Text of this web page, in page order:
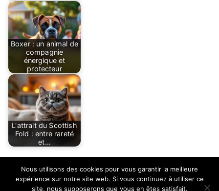
Boxer : un animal de
compagnie
énergique et
protecteur
L'attrait du Scottish
Fold : entre rareté
et…
Nous utilisons des cookies pour vous garantir la meilleure
expérience sur notre site web. Si vous continuez à utiliser ce
site, nous supposerons que vous en êtes satisfait.